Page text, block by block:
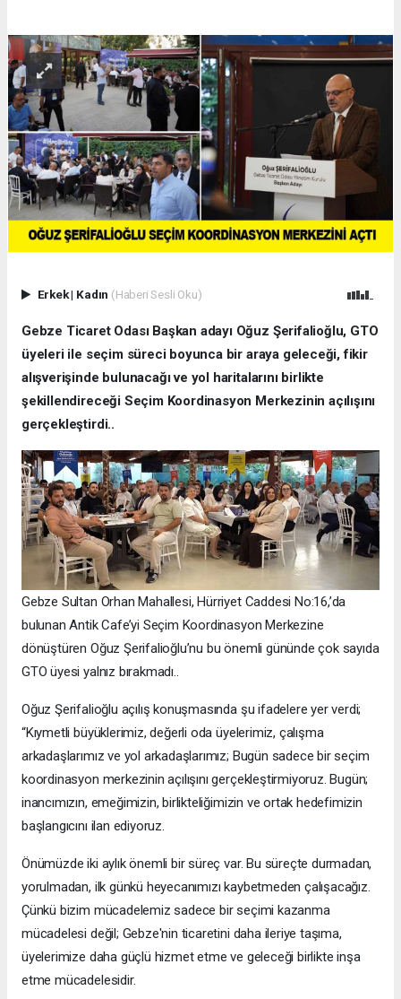
Erkek| Kadın (Haberi Sesli Oku)
Gebze Ticaret Odası Başkan adayı Oğuz Şerifalioğlu, GTO
üyeleri ile seçim süreci boyunca bir araya geleceği, fikir
alışverişinde bulunacağı ve yol haritalarını birlikte
şekillendireceği Seçim Koordinasyon Merkezinin açılışını
gerçekleştirdi..
Gebze Sultan Orhan Mahallesi, Hürriyet Caddesi No:16,’da
bulunan Antik Cafe’yi Seçim Koordinasyon Merkezine
dönüştüren Oğuz Şerifalioğlu’nu bu önemli gününde çok sayıda
GTO üyesi yalnız bırakmadı..
Oğuz Şerifalioğlu açılış konuşmasında şu ifadelere yer verdi;
“Kıymetli büyüklerimiz, değerli oda üyelerimiz, çalışma
arkadaşlarımız ve yol arkadaşlarımız; Bugün sadece bir seçim
koordinasyon merkezinin açılışını gerçekleştirmiyoruz. Bugün;
inancımızın, emeğimizin, birlikteliğimizin ve ortak hedefimizin
başlangıcını ilan ediyoruz.
Önümüzde iki aylık önemli bir süreç var. Bu süreçte durmadan,
yorulmadan, ilk günkü heyecanımızı kaybetmeden çalışacağız.
Çünkü bizim mücadelemiz sadece bir seçimi kazanma
mücadelesi değil; Gebze'nin ticaretini daha ileriye taşıma,
üyelerimize daha güçlü hizmet etme ve geleceği birlikte inşa
etme mücadelesidir.